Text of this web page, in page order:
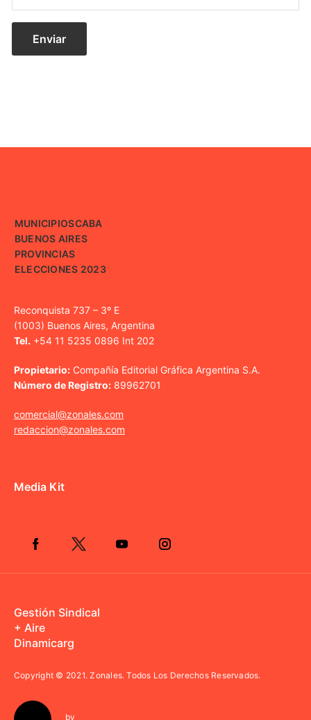
MUNICIPIOSCABA
BUENOS AIRES
PROVINCIAS
ELECCIONES 2023
Reconquista 737 – 3º E
(1003) Buenos Aires, Argentina
Tel. +54 11 5235 0896 Int 202
Propietario: Compañía Editorial Gráfica Argentina S.A.
Número de Registro: 89962701
comercial@zonales.com
redaccion@zonales.com
Media Kit
Gestión Sindical
+ Aire
Dinamicarg
Copyright © 2021.Zonales. Todos Los Derechos Reservados.
by